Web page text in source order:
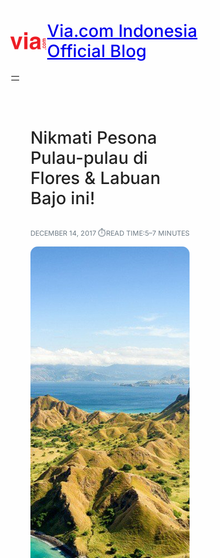
content
Via.com Indonesia
Official Blog
Nikmati Pesona
Pulau-pulau di
Flores & Labuan
Bajo ini!
DECEMBER 14, 2017 ⏱︎READ TIME:5–7 MINUTES